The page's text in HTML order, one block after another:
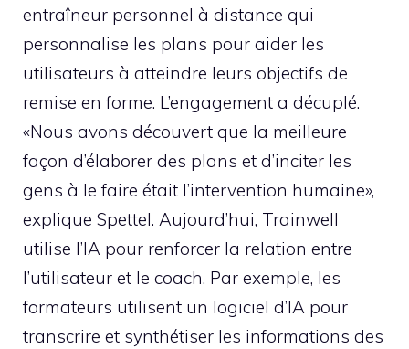
entraîneur personnel à distance qui
personnalise les plans pour aider les
utilisateurs à atteindre leurs objectifs de
remise en forme. L’engagement a décuplé.
«Nous avons découvert que la meilleure
façon d’élaborer des plans et d’inciter les
gens à le faire était l’intervention humaine»,
explique Spettel. Aujourd’hui, Trainwell
utilise l’IA pour renforcer la relation entre
l’utilisateur et le coach. Par exemple, les
formateurs utilisent un logiciel d’IA pour
transcrire et synthétiser les informations des